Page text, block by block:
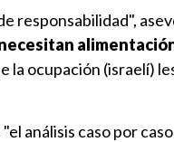
responsabilidad",
la ocupación (israelí)
análisis caso por